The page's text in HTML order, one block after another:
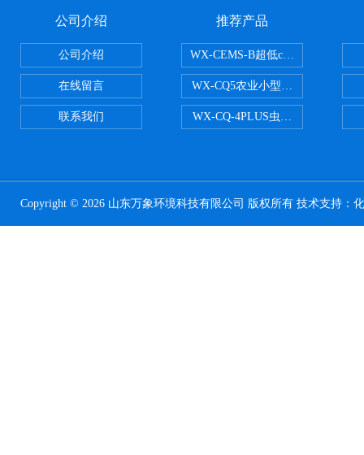
公司介绍
公司介绍
在线留言
联系我们
推荐产品
WX-CEMS-B超低cems烟气监测系
WX-CQ5农业小型气象站
WX-CQ-4PLUS虫情测报灯
Copyright © 2026 山东万象环境科技有限公司 版权所有 技术支持：